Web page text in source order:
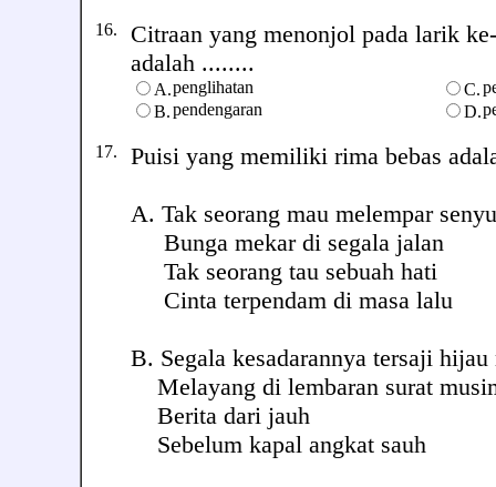
16. Citraan yang menonjol pada larik
adalah ........
A.penglihatan
B.pendengaran
C.
D.
17. Puisi yang memiliki rima bebas
A. Tak seorang mau melempar
Bunga mekar di segala jalan
Tak seorang tau sebuah hati
Cinta terpendam di masa lalu
B. Segala kesadarannya tersaji hijau
Melayang di lembaran surat
Berita dari jauh
Sebelum kapal angkat sauh